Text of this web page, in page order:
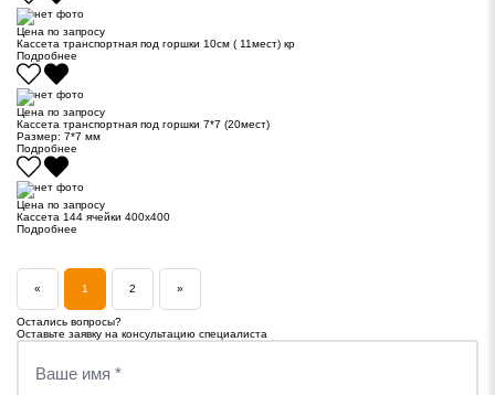
Цена по запросу
Кассета транспортная под горшки 10см ( 11мест) кр
Подробнее
Цена по запросу
Кассета транспортная под горшки 7*7 (20мест)
Размер: 7*7 мм
Подробнее
Цена по запросу
Кассета 144 ячейки 400х400
Подробнее
« 1 2 »
Остались вопросы?
Оставьте заявку на консультацию специалиста